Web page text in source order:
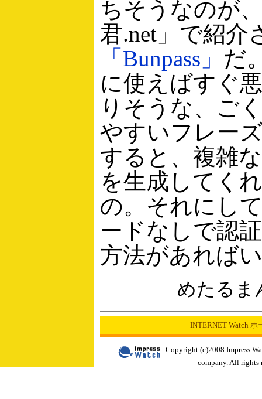
ちそうなのが
君.net」で紹介
「Bunpass」 だ
に使えばすぐ
りそうな、ご
やすいフレー
すると、複雑
を生成してく
の。それにし
ードなしで認
方法があれば
めたるま
INTERNET Watch ホ
Copyright (c)2008 Impress
company. All rights